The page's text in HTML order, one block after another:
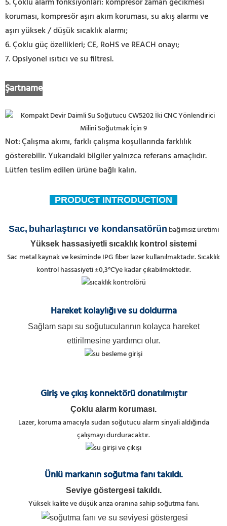
koruması, kompresör aşırı akım koruması, su akış alarmı ve
aşırı yüksek / düşük sıcaklık alarmı;
6. Çoklu güç özellikleri; CE, RoHS ve REACH onayı;
7. Opsiyonel ısıtıcı ve su filtresi.
Şartname
Not:Çalışma akımı, farklı çalışma koşullarında farklılık
gösterebilir. Yukarıdaki bilgiler yalnızca referans amaçlıdır.
Lütfen teslim edilen ürüne bağlı kalın.
PRODUCT INTRODUCTION
Sac, buharlaştırıcı ve kondansatörün bağımsız üretimi
Yüksek hassasiyetli sıcaklık kontrol sistemi
Sac metal kaynak ve kesiminde IPG fiber lazer kullanılmaktadır. Sıcaklık
kontrol hassasiyeti ±0,3°C'ye kadar çıkabilmektedir.
Hareket kolaylığıve su doldurma
Sağlam sapı su soğutucularının kolayca hareket
ettirilmesine yardımcı olur.
Giriş ve çıkış konnektörü donatılmıştır
Çoklu alarm koruması.
Lazer, koruma amacıyla sudan soğutucu alarm sinyali aldığında
çalışmayı durduracaktır.
Ünlü markanın soğutma fanı takıldı.
Seviye göstergesi takıldı.
Yüksek kalite ve düşük arıza oranına sahip soğutma fanı.